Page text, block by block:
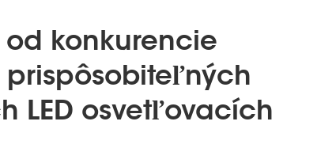
od konkurencie
LED osvetľovacích